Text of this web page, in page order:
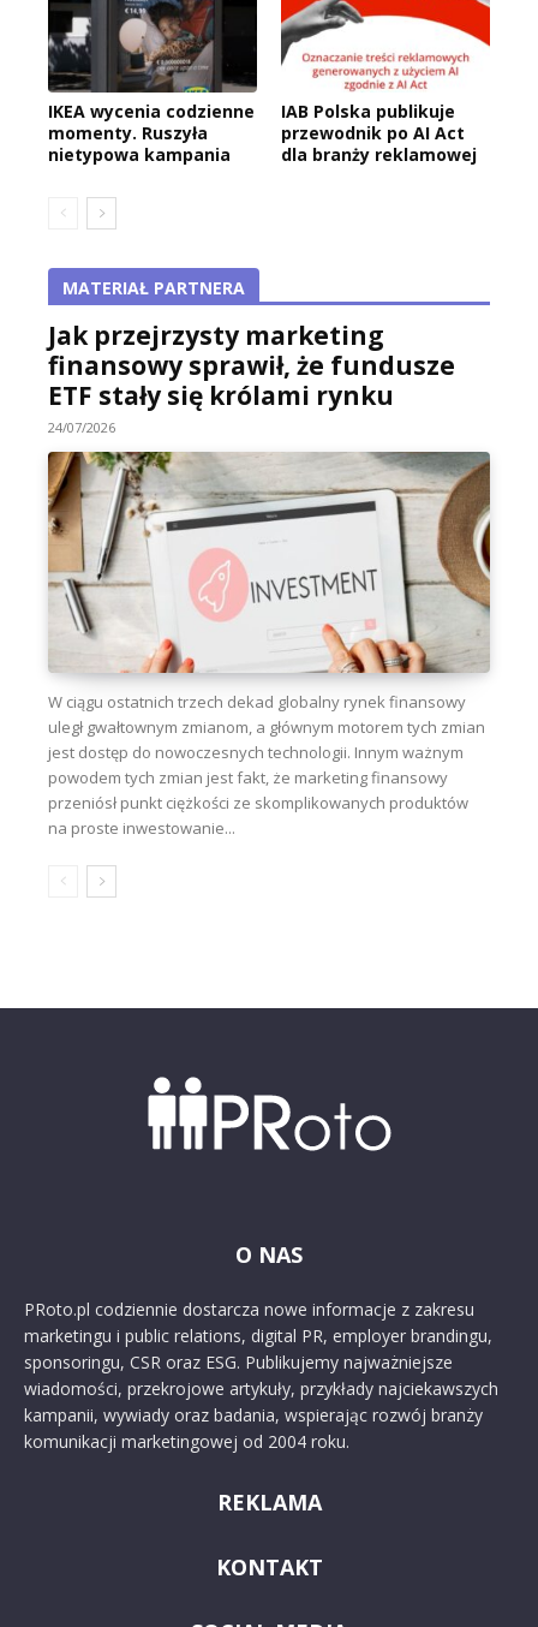
IKEA wycenia codzienne
momenty. Ruszyła
nietypowa kampania
IAB Polska publikuje
przewodnik po AI Act
dla branży reklamowej
MATERIAŁ PARTNERA
Jak przejrzysty marketing
finansowy sprawił, że fundusze
ETF stały się królami rynku
24/07/2026
W ciągu ostatnich trzech dekad globalny rynek finansowy
uległ gwałtownym zmianom, a głównym motorem tych zmian
jest dostęp do nowoczesnych technologii. Innym ważnym
powodem tych zmian jest fakt, że marketing finansowy
przeniósł punkt ciężkości ze skomplikowanych produktów
na proste inwestowanie...
O NAS
PRoto.pl codziennie dostarcza nowe informacje z zakresu
marketingu i public relations, digital PR, employer brandingu,
sponsoringu, CSR oraz ESG. Publikujemy najważniejsze
wiadomości, przekrojowe artykuły, przykłady najciekawszych
kampanii, wywiady oraz badania, wspierając rozwój branży
komunikacji marketingowej od 2004 roku.
REKLAMA
KONTAKT